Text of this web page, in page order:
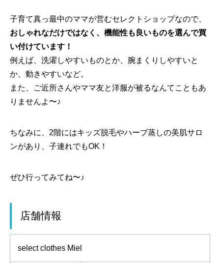
子育て真っ最中のママが営むセレクトショップなので、
おしゃれなだけではなく、機能性も良いものを選んで買
い付けています！
例えば、洗濯しやすいものとか、腕まくりしやすいと
か、動きやすいなど。
また、ご近所さんやママ友と洋服が被るなんてこともあ
りませんよ〜♪
ちなみに、2階にはキッズ脱毛やハーブ蒸しの美肌サロ
ンがあり、子連れでもOK！
ぜひ行ってみてね〜♪
店舗情報
select clothes Miel